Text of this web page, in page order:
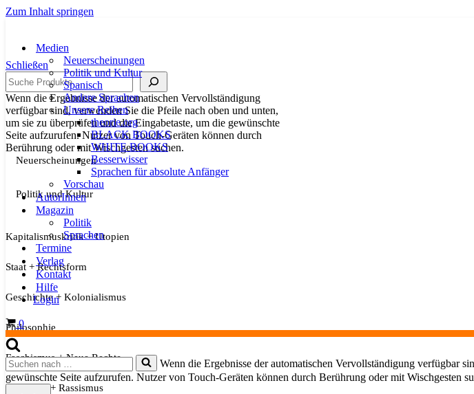
Zum Inhalt springen
Medien
Neuerscheinungen
Politik und Kultur
Spanisch
Andere Sprachen
Unsere Reihen
theorie.org
BLACK BOOKS
WHITE BOOKS
Besserwisser
Sprachen für absolute Anfänger
Vorschau
AutorInnen
Magazin
Politik
Sprachen
Termine
Verlag
Kontakt
Hilfe
Login
Warenkorb
0
Suchen
nach …
Wenn die Ergebnisse der automatischen Vervollständigung verfügbar
gewünschte Seite aufzurufen. Nutzer von Touch-Geräten können durch Berührung oder mit Wischgesten
Schließen
Suche
Wenn die Ergebnisse der automatischen Vervollständigung
verfügbar sind, verwenden Sie die Pfeile nach oben und unten,
um sie zu überprüfen und die Eingabetaste, um die gewünschte
Seite aufzurufen. Nutzer von Touch-Geräten können durch
Berührung oder mit Wischgesten suchen.
Neuerscheinungen
Politik und Kultur
Kapitalismuskritik + Utopien
Staat + Rechtsform
Geschichte + Kolonialismus
Philosophie
Faschismus + Neue Rechte
Migration + Rassismus